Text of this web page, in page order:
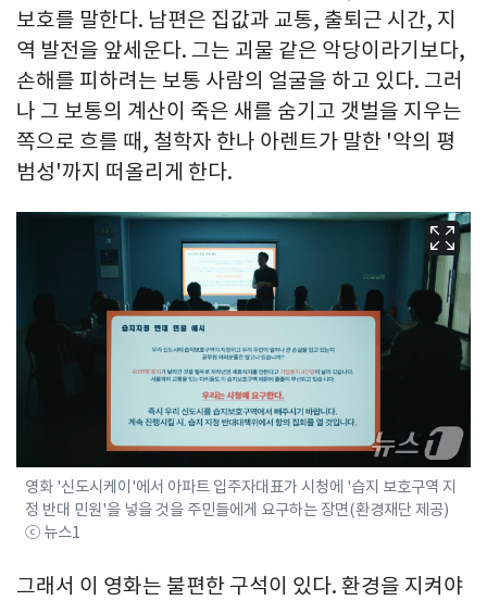
보호를 말한다. 남편은 집값과 교통, 출퇴근 시간, 지
역 발전을 앞세운다. 그는 괴물 같은 악당이라기보다,
손해를 피하려는 보통 사람의 얼굴을 하고 있다. 그러
나 그 보통의 계산이 죽은 새를 숨기고 갯벌을 지우는
쪽으로 흐를 때, 철학자 한나 아렌트가 말한 '악의 평
범성'까지 떠올리게 한다.
영화 '신도시케이'에서 아파트 입주자대표가 시청에 '습지 보호구역 지
정 반대 민원'을 넣을 것을 주민들에게 요구하는 장면(환경재단 제공)
ⓒ 뉴스1
그래서 이 영화는 불편한 구석이 있다. 환경을 지켜야